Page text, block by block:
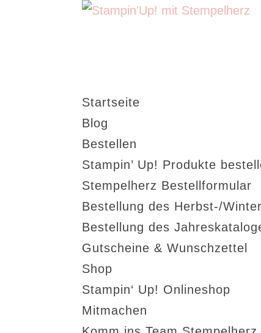
Startseite
Blog
Bestellen
Stampin’ Up! Produkte
Stempelherz Bestellformular
Bestellung des Herbst-/
Bestellung des
Gutscheine & Wunschzettel
Shop
Stampin‘ Up! Onlineshop
Mitmachen